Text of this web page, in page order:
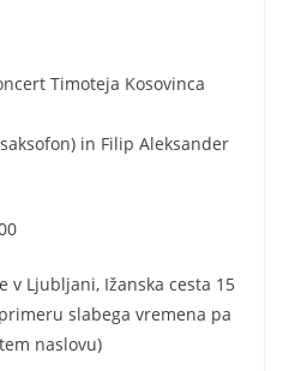
Timoteja Kosovinca
in Filip Aleksander
v Ljubljani, Ižanska cesta 15
slabega vremena pa
naslovu)